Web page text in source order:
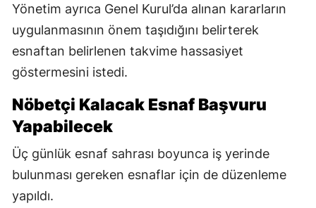
Yönetim ayrıca Genel Kurul’da alınan kararların
uygulanmasının önem taşıdığını belirterek
esnaftan belirlenen takvime hassasiyet
göstermesini istedi.
Nöbetçi Kalacak Esnaf Başvuru
Yapabilecek
Üç günlük esnaf sahrası boyunca iş yerinde
bulunması gereken esnaflar için de düzenleme
yapıldı.